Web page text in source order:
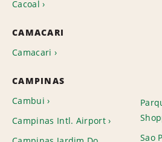
Cacoal
CAMACARI
Camacari
CAMPINAS
Cambui
Campinas Intl. Airport
Sao